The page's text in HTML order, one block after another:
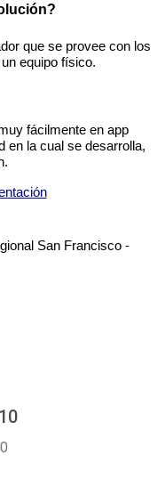
que se provee con los
equipo físico.
fácilmente en app
en la cual se desarrolla,